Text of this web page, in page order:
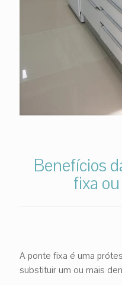
Benefícios
fixa
A ponte fixa é uma
substituir um ou mais